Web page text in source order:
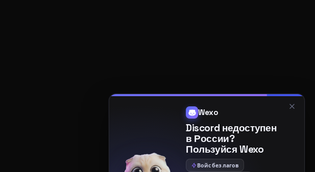
Wexo
Discord недоступен
в России?
Пользуйся Wexo
Войс без лагов